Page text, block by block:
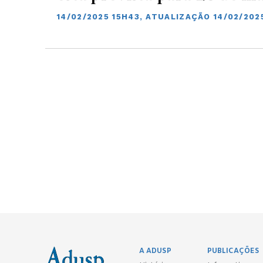
14/02/2025 15H43, ATUALIZAÇÃO 14/02/2025
A ADUSP
PUBLICAÇÕES